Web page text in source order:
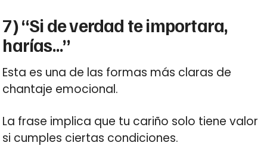
7) “Si de verdad te importara,
harías…”
Esta es una de las formas más claras de
chantaje emocional.
La frase implica que tu cariño solo tiene valor
si cumples ciertas condiciones.